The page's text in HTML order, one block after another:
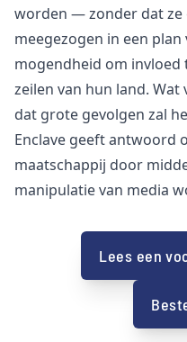
worden — zonder dat
meegezogen in een
mogendheid om
zeilen van hun land.
dat grote gevolgen zal
Enclave geeft antwoord
maatschappij door
manipulatie van media
Lees een